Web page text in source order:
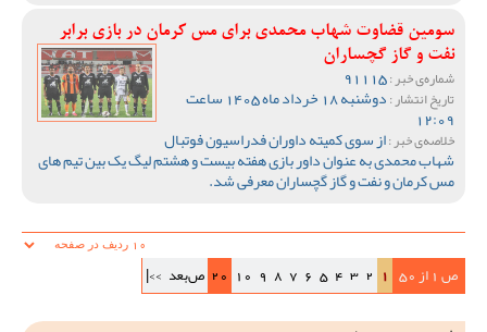
سومین قضاوت شهاب محمدی برای مس کرمان در بازی برابر
نفت و گاز گچساران
شماره‌ی خبر :
تاریخ انتشار : دوشنبه 18 خرداد ماه 1405 ساعت
12:09
خلاصه‌ی خبر :از سوی کمیته داوران فدراسیون فوتبال
شهاب محمدی به عنوان داور بازی هفته بیست و هشتم لیگ یک بین تیم های
مس کرمان و نفت و گاز گچساران معرفی شد.
ص 1 از 50 1
2
3
4
5
6
7
8
9
10
20 ص‌بعد >>|